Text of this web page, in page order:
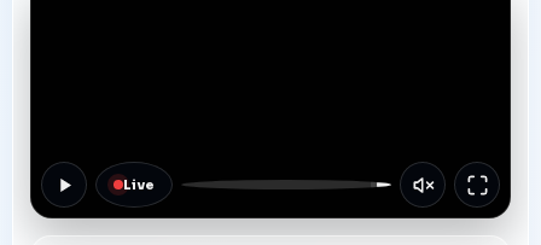
Live